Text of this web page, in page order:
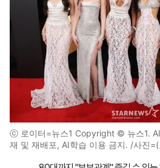
ⓒ 로이터=뉴스1 Copyright © 뉴스1.
재 및 재배포, AI학습 이용 금지. /사진